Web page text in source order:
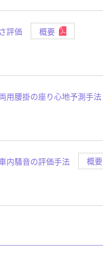
評価 概要
用腰掛の座り心地予測手法
内騒音の評価手法 概要